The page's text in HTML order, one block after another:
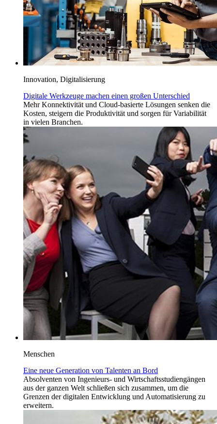
Innovation, Digitalisierung
Digitale Werkzeuge machen einen großen Unterschied
Mehr Konnektivität und Cloud-basierte Lösungen senken die
Kosten, steigern die Produktivität und sorgen für Variabilität
in vielen Branchen.
Menschen
Eine neue Generation von Talenten an Bord
Absolventen von Ingenieurs- und Wirtschaftsstudiengängen
aus der ganzen Welt schließen sich zusammen, um die
Grenzen der digitalen Entwicklung und Automatisierung zu
erweitern.